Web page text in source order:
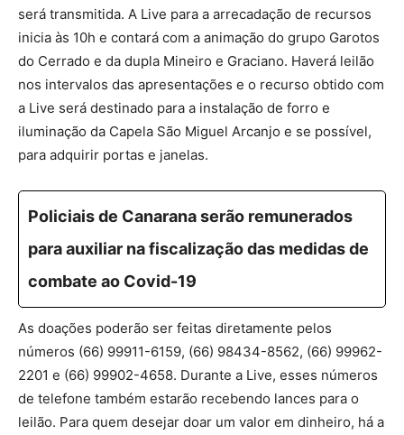
será transmitida. A Live para a arrecadação de recursos
inicia às 10h e contará com a animação do grupo Garotos
do Cerrado e da dupla Mineiro e Graciano. Haverá leilão
nos intervalos das apresentações e o recurso obtido com
a Live será destinado para a instalação de forro e
iluminação da Capela São Miguel Arcanjo e se possível,
para adquirir portas e janelas.
Policiais de Canarana serão remunerados
para auxiliar na fiscalização das medidas de
combate ao Covid-19
As doações poderão ser feitas diretamente pelos
números (66) 99911-6159, (66) 98434-8562, (66) 99962-
2201 e (66) 99902-4658. Durante a Live, esses números
de telefone também estarão recebendo lances para o
leilão. Para quem desejar doar um valor em dinheiro, há a